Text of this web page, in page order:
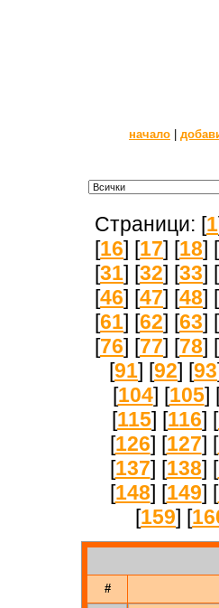
начало
Страници: [1
[16] [17] [18] [
[31] [32] [33] [
[46] [47] [48] [
[61] [62] [63] [
[76] [77] [78] [
[91] [92] [93
[104] [105]
[115] [116] [
[126] [127] [
[137] [138] [
[148] [149] [
[159] [
#